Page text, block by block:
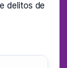
delitos de